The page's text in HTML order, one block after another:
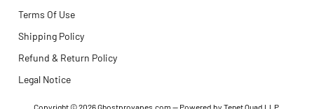
Terms Of Use
Shipping Policy
Refund & Return Policy
Legal Notice
Copyright© 2026Ghostprovapes.com — Powered by Tenet Quad LLP.